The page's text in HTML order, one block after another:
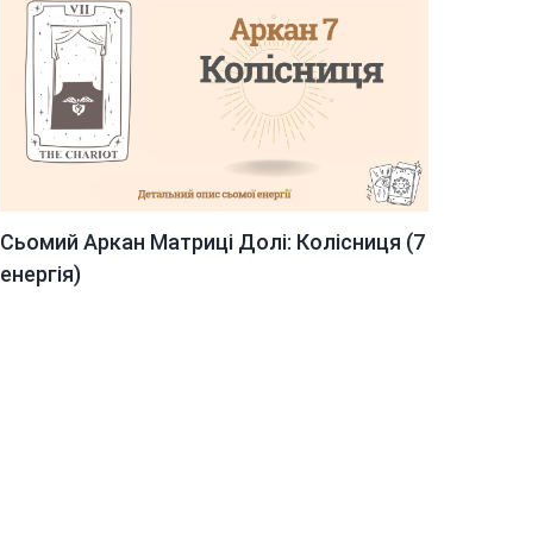
Сьомий Аркан Матриці Долі: Колісниця (7
енергія)